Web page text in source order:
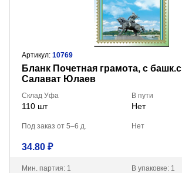
Артикул: 10769
Бланк Почетная грамота, с
Салават Юлаев
Склад Уфа
110 шт
В пути
Нет
Под заказ от 5–6 д. Нет
34.80 ₽
Мин. партия: 1 В упаковке: 1